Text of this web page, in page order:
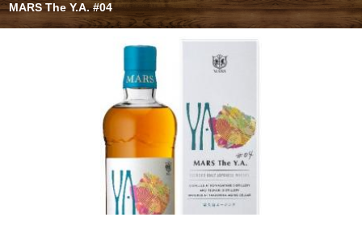
MARS The Y.A. #04